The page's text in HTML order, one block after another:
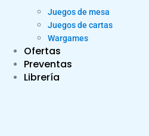
Juegos de mesa
Juegos de cartas
Wargames
Ofertas
Preventas
Librería